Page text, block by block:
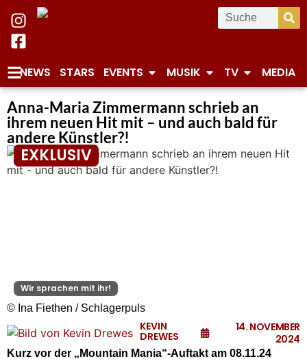
NEWS STARS EVENTS MUSIK TV MEDIA
Anna-Maria Zimmermann schrieb an
ihrem neuen Hit mit – und auch bald für
andere Künstler?!
EXKLUSIV
Wir sprachen mit ihr!
© Ina Fiethen / Schlagerpuls
KEVIN
DREWES
14. NOVEMBER
2024
Kurz vor der „Mountain Mania“-Auftakt am 08.11.24